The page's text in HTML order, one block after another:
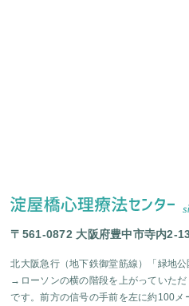
〒561-0872 大阪府豊中市寺内2-
北大阪急行（地下鉄御堂筋線）「緑地
→ローソンの横の階段を上がっていただ
です。前方の信号の手前を左に約100メ